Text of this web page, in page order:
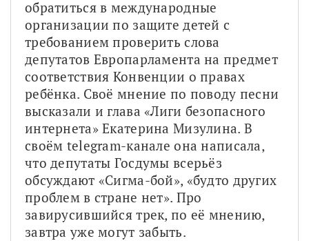
обратиться в международные
организации по защите детей с
требованием проверить слова
депутатов Европарламента на предмет
соответствия Конвенции о правах
ребёнка. Своё мнение по поводу песни
высказали и глава «Лиги безопасного
интернета» Екатерина Мизулина. В
своём telegram-канале она написала,
что депутаты Госдумы всерьёз
обсуждают «Сигма-бой», «будто других
проблем в стране нет». Про
завирусившийся трек, по её мнению,
завтра уже могут забыть.